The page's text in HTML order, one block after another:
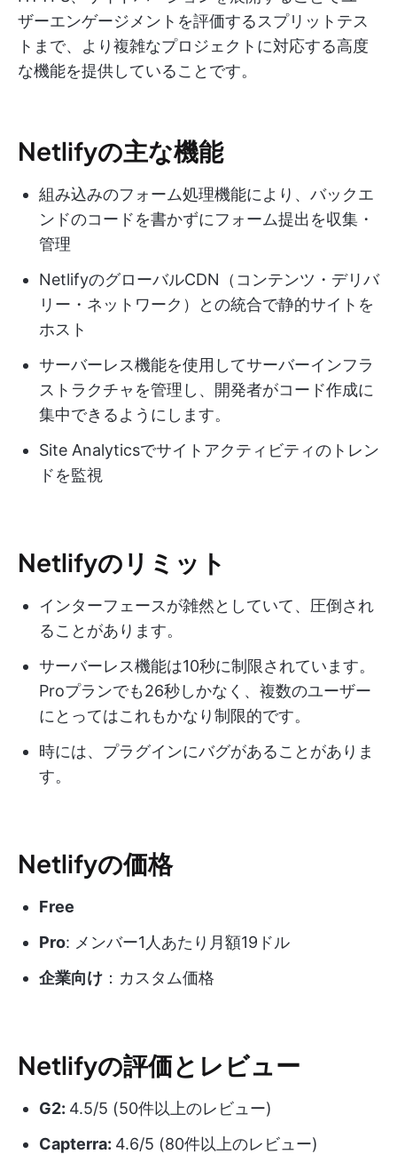
ザーエンゲージメントを評価するスプリットテス
トまで、より複雑なプロジェクトに対応する高度
な機能を提供していることです。
Netlifyの主な機能
組み込みのフォーム処理機能により、バックエ
ンドのコードを書かずにフォーム提出を収集・
管理
NetlifyのグローバルCDN（コンテンツ・デリバ
リー・ネットワーク）との統合で静的サイトを
ホスト
サーバーレス機能を使用してサーバーインフラ
ストラクチャを管理し、開発者がコード作成に
集中できるようにします。
Site Analyticsでサイトアクティビティのトレン
ドを監視
Netlifyのリミット
インターフェースが雑然としていて、圧倒され
ることがあります。
サーバーレス機能は10秒に制限されています。
Proプランでも26秒しかなく、複数のユーザー
にとってはこれもかなり制限的です。
時には、プラグインにバグがあることがありま
す。
Netlifyの価格
Free
Pro: メンバー1人あたり月額19ドル
企業向け ：カスタム価格
Netlifyの評価とレビュー
G2: 4.5/5 (50件以上のレビュー)
Capterra: 4.6/5 (80件以上のレビュー)